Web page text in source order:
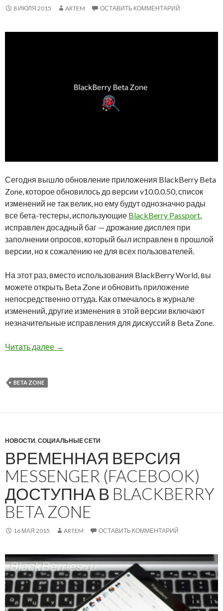
8 ИЮЛЯ 2015 ARTEM ОСТАВИТЬ КОММЕНТАРИЙ
Сегодня вышло обновление приложения BlackBerry Beta
Zone, которое обновилось до версии v10.0.0.50, список
изменений не так велик, но ему будут однозначно рады
все бета-тестеры, использующие BlackBerry Passport,
исправлен досадный баг — дрожание дисплея при
заполнении опросов, который был исправлен в прошлой
версии, но к сожалению не для всех пользователей.
На этот раз, вместо использования BlackBerry World, вы
можете открыть Beta Zone и обновить приложение
непосредственно оттуда. Как отмечалось в журнале
изменений, другие изменения в этой версии включают
незначительные исправления для дискуссий в Beta Zone.
Читать далее Вышло обновление BlackBerry Beta Zone
→
BETA ZONE
НОВОСТИ, СОЦИАЛЬНЫЕ СЕТИ
ВРЕМЕННАЯ ВЕРСИЯ
MESSENGER (FACEBOOK)
ДОСТУПНА В BLACKBERRY
BETA ZONE
16 МАЯ 2015 ARTEM ОСТАВИТЬ КОММЕНТАРИЙ